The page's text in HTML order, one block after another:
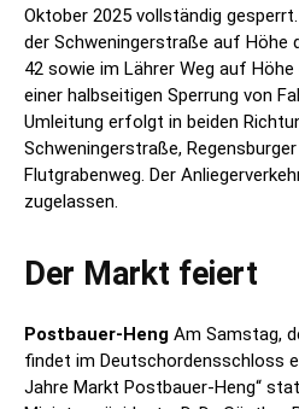
Oktober 2025 vollständig
der Schweningerstraße auf Höhe
42 sowie im Lährer Weg auf
einer halbseitigen Sperrung von
Umleitung erfolgt in beiden
Schweningerstraße,
Flutgrabenweg. Der
zugelassen.
Der Markt feiert
Postbauer-Heng Am Samstag,
findet im Deutschordensschloss
Jahre Markt Postbauer-Heng“